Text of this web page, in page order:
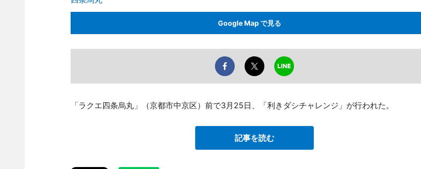
Google Map で見る
「ラクエ四条烏丸」（京都市中京区）前で3月25日、「利きダシチャレンジ」が行われた。
記事を読む